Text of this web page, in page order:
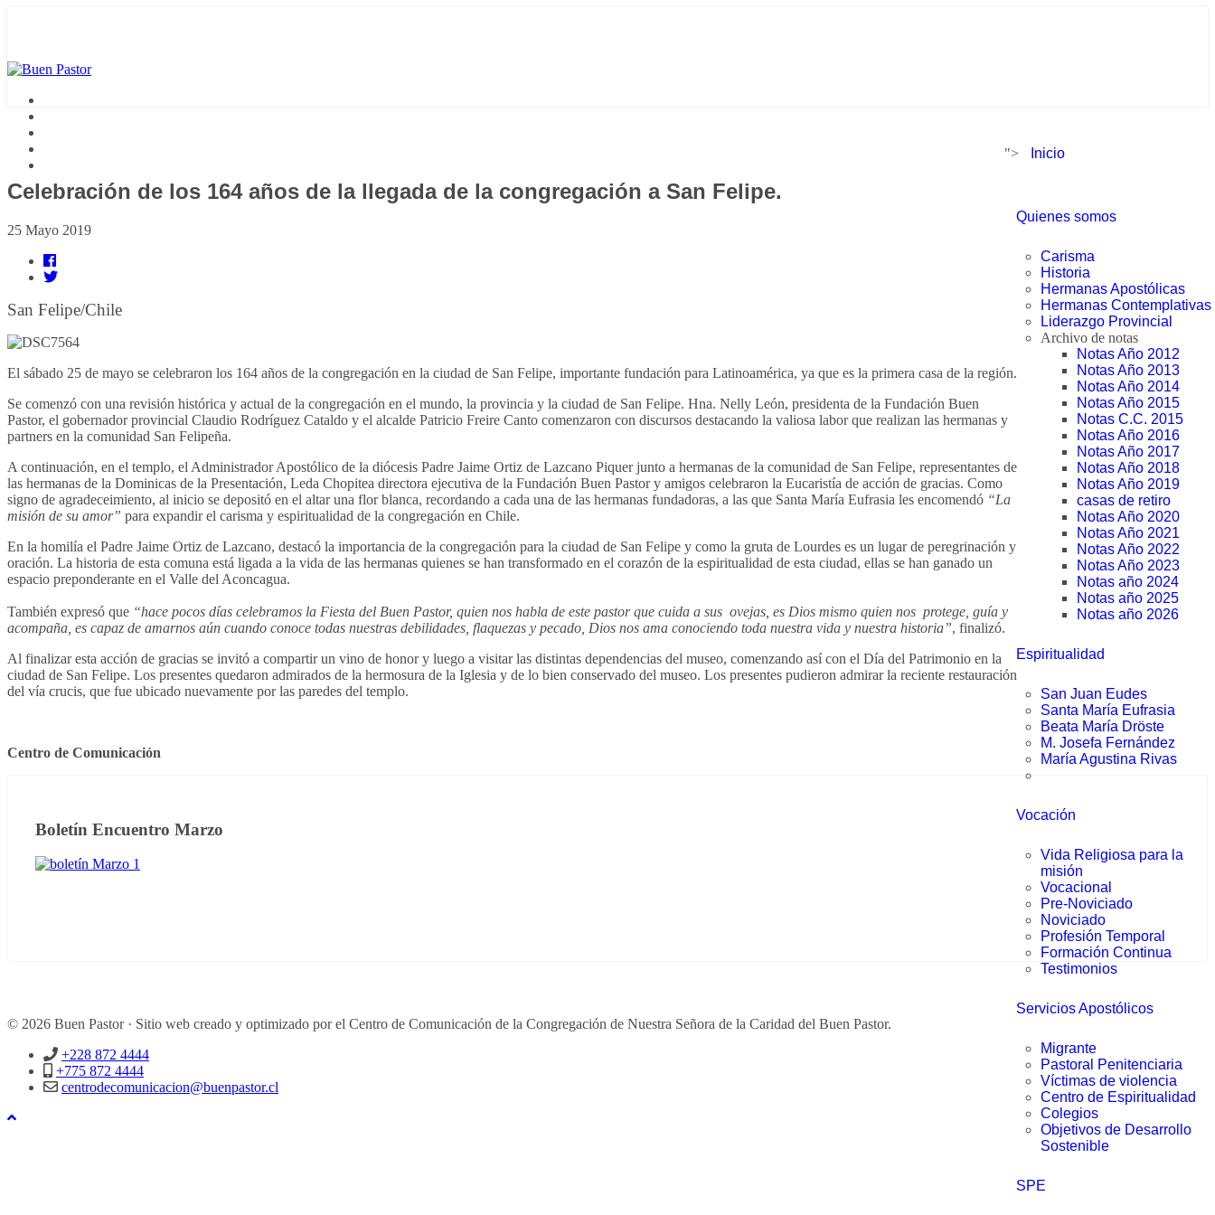
"> Inicio
Quienes somos
Carisma
Historia
Hermanas Apostólicas
Hermanas Contemplativas
Liderazgo Provincial
Archivo de notas
Notas Año 2012
Notas Año 2013
Notas Año 2014
Notas Año 2015
Notas C.C. 2015
Notas Año 2016
Notas Año 2017
Notas Año 2018
Notas Año 2019
casas de retiro
Notas Año 2020
Notas Año 2021
Notas Año 2022
Notas Año 2023
Notas año 2024
Notas año 2025
Notas año 2026
Espiritualidad
San Juan Eudes
Santa María Eufrasia
Beata María Dröste
M. Josefa Fernández
María Agustina Rivas
Vocación
Vida Religiosa para la
misión
Vocacional
Pre-Noviciado
Noviciado
Profesión Temporal
Formación Continua
Testimonios
Servicios Apostólicos
Migrante
Pastoral Penitenciaria
Víctimas de violencia
Centro de Espiritualidad
Colegios
Objetivos de Desarrollo
Sostenible
SPE
Celebración de los 164 años de la llegada de la congregación a San Felipe.
25 Mayo 2019
San Felipe/Chile
El sábado 25 de mayo se celebraron los 164 años de la congregación en la ciudad de San Felipe, importante fundación para Latinoamérica, ya que es la primera casa de la región.
Se comenzó con una revisión histórica y actual de la congregación en el mundo, la provincia y la ciudad de San Felipe. Hna. Nelly León, presidenta de la Fundación Buen
Pastor, el gobernador provincial Claudio Rodríguez Cataldo y el alcalde Patricio Freire Canto comenzaron con discursos destacando la valiosa labor que realizan las hermanas y
partners en la comunidad San Felipeña.
A continuación, en el templo, el Administrador Apostólico de la diócesis Padre Jaime Ortiz de Lazcano Piquer junto a hermanas de la comunidad de San Felipe, representantes de
las hermanas de la Dominicas de la Presentación, Leda Chopitea directora ejecutiva de la Fundación Buen Pastor y amigos celebraron la Eucaristía de acción de gracias. Como
signo de agradeceimiento, al inicio se depositó en el altar una flor blanca, recordando a cada una de las hermanas fundadoras, a las que Santa María Eufrasia les encomendó “La
misión de su amor” para expandir el carisma y espiritualidad de la congregación en Chile.
En la homilía el Padre Jaime Ortiz de Lazcano, destacó la importancia de la congregación para la ciudad de San Felipe y como la gruta de Lourdes es un lugar de peregrinación y
oración. La historia de esta comuna está ligada a la vida de las hermanas quienes se han transformado en el corazón de la espiritualidad de esta ciudad, ellas se han ganado un
espacio preponderante en el Valle del Aconcagua.
También expresó que “hace pocos días celebramos la Fiesta del Buen Pastor, quien nos habla de este pastor que cuida a sus ovejas, es Dios mismo quien nos protege, guía y
acompaña, es capaz de amarnos aún cuando conoce todas nuestras debilidades, flaquezas y pecado, Dios nos ama conociendo toda nuestra vida y nuestra historia”, finalizó.
Al finalizar esta acción de gracias se invitó a compartir un vino de honor y luego a visitar las distintas dependencias del museo, comenzando así con el Día del Patrimonio en la
ciudad de San Felipe. Los presentes quedaron admirados de la hermosura de la Iglesia y de lo bien conservado del museo. Los presentes pudieron admirar la reciente restauración
del vía crucis, que fue ubicado nuevamente por las paredes del templo.
Centro de Comunicación
Boletín Encuentro Marzo
© 2026 Buen Pastor · Sitio web creado y optimizado por el Centro de Comunicación de la Congregación de Nuestra Señora de la Caridad del Buen Pastor.
+228 872 4444
+775 872 4444
centrodecomunicacion@buenpastor.cl